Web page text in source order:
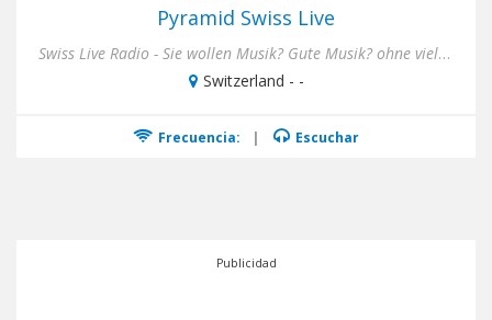
Pyramid Swiss Live
Swiss Live Radio - Sie wollen Musik? Gute Musik? ohne viel gerede?Bei uns sind sie Goldrichtig. 24 Stunde lang Musik ...
Switzerland - -
Frecuencia: | Escuchar
Publicidad